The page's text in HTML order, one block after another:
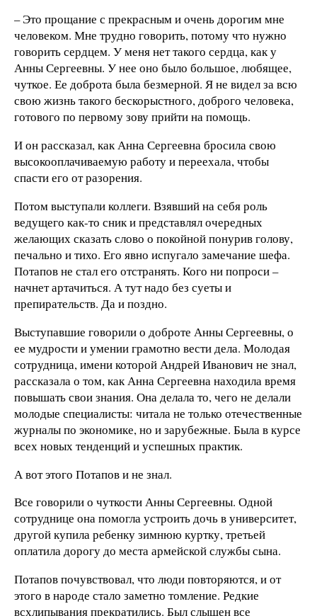
– Это прощание с прекрасным и очень дорогим мне
человеком. Мне трудно говорить, потому что нужно
говорить сердцем. У меня нет такого сердца, как у
Анны Сергеевны. У нее оно было большое, любящее,
чуткое. Ее доброта была безмерной. Я не видел за всю
свою жизнь такого бескорыстного, доброго человека,
готового по первому зову прийти на помощь.
И он рассказал, как Анна Сергеевна бросила свою
высокооплачиваемую работу и переехала, чтобы
спасти его от разорения.
Потом выступали коллеги. Взявший на себя роль
ведущего как-то сник и представлял очередных
желающих сказать слово о покойной понурив голову,
печально и тихо. Его явно испугало замечание шефа.
Потапов не стал его отстранять. Кого ни попроси –
начнет артачиться. А тут надо без суеты и
препирательств. Да и поздно.
Выступавшие говорили о доброте Анны Сергеевны, о
ее мудрости и умении грамотно вести дела. Молодая
сотрудница, имени которой Андрей Иванович не знал,
рассказала о том, как Анна Сергеевна находила время
повышать свои знания. Она делала то, чего не делали
молодые специалисты: читала не только отечественные
журналы по экономике, но и зарубежные. Была в курсе
всех новых тенденций и успешных практик.
А вот этого Потапов и не знал.
Все говорили о чуткости Анны Сергеевны. Одной
сотруднице она помогла устроить дочь в университет,
другой купила ребенку зимнюю куртку, третьей
оплатила дорогу до места армейской службы сына.
Потапов почувствовал, что люди повторяются, и от
этого в народе стало заметно томление. Редкие
всхлипывания прекратились. Был слышен все